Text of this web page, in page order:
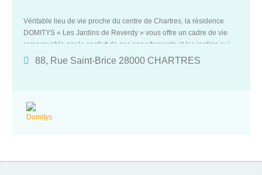
Véritable lieu de vie proche du centre de Chartres, la résidence
DOMITYS « Les Jardins de Reverdy » vous offre un cadre de vie
remarquable par le confort de ses appartements et les jardins qui
l’entourent. Découvrez un art de vivre unique mêlant sérénité et
piscine intérieure ou encore la salle de gym.
88, Rue Saint-Brice 28000 CHARTRES